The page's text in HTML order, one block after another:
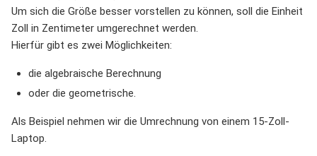
Um sich die Größe besser vorstellen zu können, soll die Einheit
Zoll in Zentimeter umgerechnet werden.
Hierfür gibt es zwei Möglichkeiten:
die algebraische Berechnung
oder die geometrische.
Als Beispiel nehmen wir die Umrechnung von einem 15-Zoll-
Laptop.